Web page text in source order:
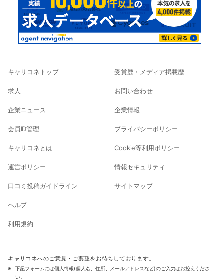
キャリコネトップ
求人
企業ニュース
会員ID管理
キャリコネとは
運営ポリシー
口コミ投稿ガイドライン
ヘルプ
利用規約
受賞歴・メディア掲載歴
お問い合わせ
企業情報
プライバシーポリシー
Cookie等利用ポリシー
情報セキュリティ
サイトマップ
キャリコネへのご意見・ご要望をお待ちしております。
下記フォームには個人情報(個人名、住所、メールアドレスなど)のご入力はお控えくださ
い。